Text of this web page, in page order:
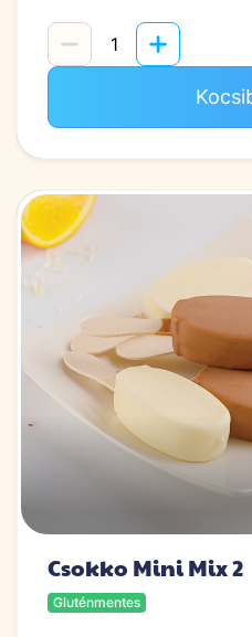
Csokko Mini Mix 2
Gluténmentes